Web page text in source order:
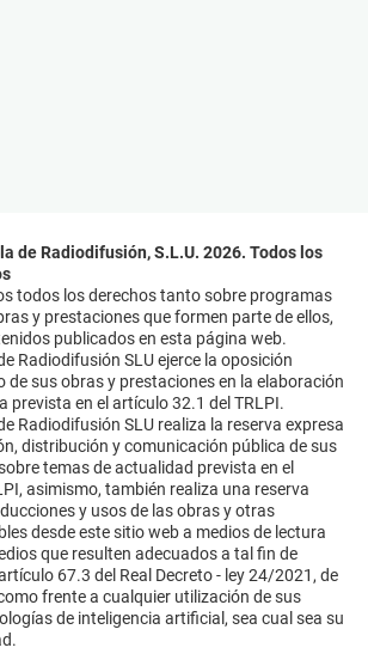
de Radiodifusión, S.L.U. 2026. Todos los
todos los derechos tanto sobre programas
y prestaciones que formen parte de ellos,
publicados en esta página web.
Radiodifusión SLU ejerce la oposición
de sus obras y prestaciones en la elaboración
prevista en el artículo 32.1 del TRLPI.
Radiodifusión SLU realiza la reserva expresa
distribución y comunicación pública de sus
temas de actualidad prevista en el
asimismo, también realiza una reserva
y usos de las obras y otras
desde este sitio web a medios de lectura
que resulten adecuados a tal fin de
67.3 del Real Decreto - ley 24/2021, de
frente a cualquier utilización de sus
de inteligencia artificial, sea cual sea su